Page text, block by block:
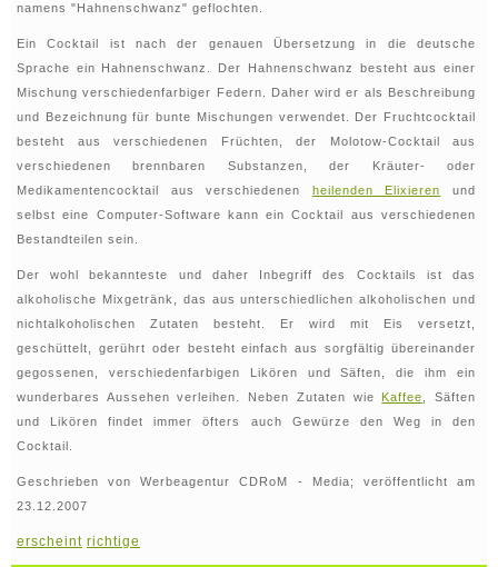
namens "Hahnenschwanz" geflochten.
Ein Cocktail ist nach der genauen Übersetzung in die deutsche
Sprache ein Hahnenschwanz. Der Hahnenschwanz besteht aus einer
Mischung verschiedenfarbiger Federn. Daher wird er als Beschreibung
und Bezeichnung für bunte Mischungen verwendet. Der Fruchtcocktail
besteht aus verschiedenen Früchten, der Molotow-Cocktail aus
verschiedenen brennbaren Substanzen, der Kräuter- oder
Medikamentencocktail aus verschiedenen heilenden Elixieren
und
selbst eine Computer-Software kann ein Cocktail aus verschiedenen
Bestandteilen sein.
Der wohl bekannteste und daher Inbegriff des Cocktails ist das
alkoholische Mixgetränk, das aus unterschiedlichen alkoholischen und
nichtalkoholischen Zutaten besteht. Er wird mit Eis versetzt,
geschüttelt, gerührt oder besteht einfach aus sorgfältig übereinander
gegossenen, verschiedenfarbigen Likören und Säften, die ihm ein
wunderbares Aussehen verleihen. Neben Zutaten wie Kaffee
, Säften
und Likören findet immer öfters auch Gewürze den Weg in den
Cocktail.
Geschrieben von Werbeagentur CDRoM - Media; veröffentlicht am
23.12.2007
erscheint richtige